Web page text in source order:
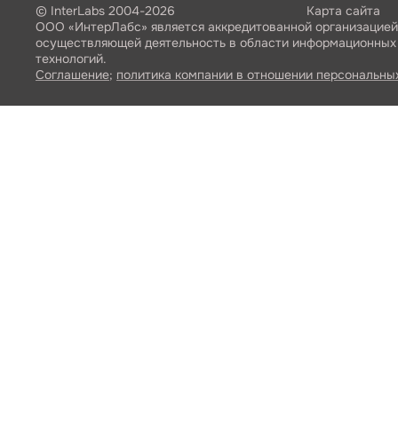
© InterLabs 2004-2026
Карта сайта
ООО «ИнтерЛабс» является аккредитованной
осуществляющей деятельность в области информационных
технологий.
Соглашение; политика компании в отношении